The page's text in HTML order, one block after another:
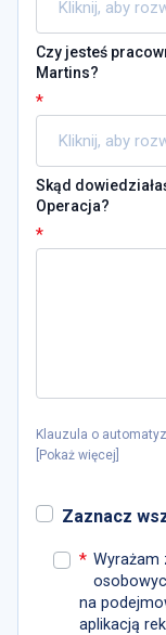
Czy jesteś
Martins?
*
Skąd
Operacja?
*
Klauzula o
Pokaż więcej
Zaznacz
* Wyrażam
na
aplikacją